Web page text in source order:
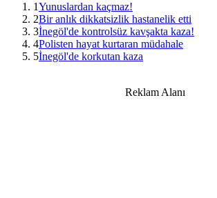
1Yunuslardan kaçmaz!
2Bir anlık dikkatsizlik hastanelik etti
3İnegöl'de kontrolsüz kavşakta kaza!
4Polisten hayat kurtaran müdahale
5İnegöl'de korkutan kaza
Reklam Alanı